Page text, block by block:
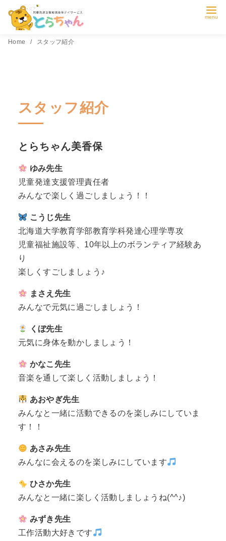
Home スタッフ紹介
スタッフ紹介
とらちゃん美香保
ゆみ先生
児童発達支援管理責任者
みんなで楽しく過ごしましょう！！
こうじ先生
北海道大学教育学部教育学科発達心理学専攻
児童福祉施設等、10年以上のボランティア経験あ
り
楽しくすごしましょう♪
まさえ先生
みんなで元気に過ごしましょう！
くぼ先生
元気に身体を動かしましょう！
かなこ先生
音楽を通して楽しく活動しましょう！
あおやぎ先生
みんなと一緒に活動できるのを楽しみにしていま
す！！
あさみ先生
みんなに会えるのを楽しみにしています
ひさか先生
みんなと一緒に楽しく活動しましょうね(^^♪)
みずき先生
工作活動大好きです